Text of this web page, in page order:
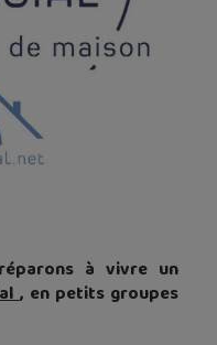
à vivre un
, en petits groupes